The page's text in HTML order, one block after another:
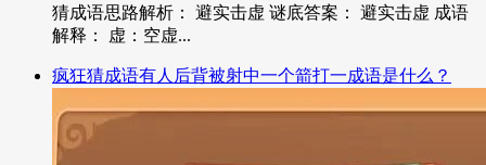
猜成语思路解析： 避实击虚 谜底答案： 避实击虚 成语
解释： 虚：空虚...
疯狂猜成语有人后背被射中一个箭打一成语是什么？